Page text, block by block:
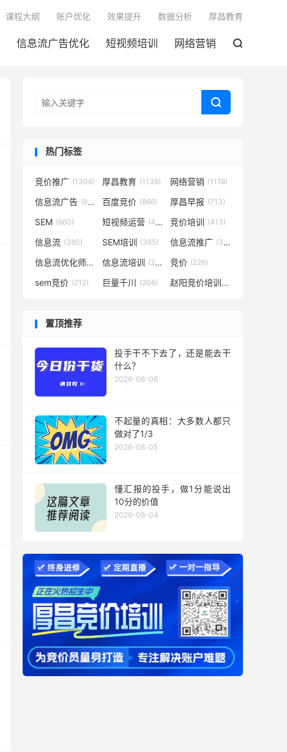
信息流广告优化 短视频培训 网络营销 
课程大纲 账户优化 效果提升 数据分析 厚昌教育

热门标签
竞价推广 (1306) 厚昌教育 (1138) 网络营销 (1119)
信息流广告 (932) 百度竞价 (866) 厚昌早报 (713)
SEM (660) 短视频运营 (431) 竞价培训 (413)
信息流 (380) SEM培训 (365) 信息流推广 (350)
信息流优化师(291)信息流培训 (281) 竞价 (226)
sem竞价 (212) 巨量千川 (206) 赵阳竞价培训(194)
置顶推荐
投手干不下去了，还是能去干
什么？
2026-08-06
不起量的真相：大多数人都只
做对了1/3
2026-08-05
懂汇报的投手，做1分能说出
10分的价值
2026-08-04